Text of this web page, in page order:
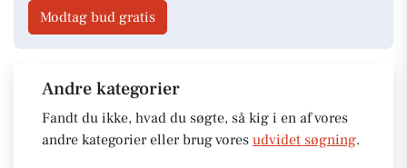
Modtag bud gratis
Andre kategorier
Fandt du ikke, hvad du søgte, så kig i en af vores
andre kategorier eller brug vores udvidet søgning.